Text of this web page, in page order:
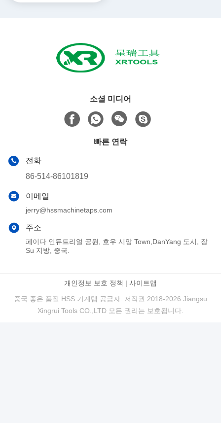
소셜 미디어
빠른 연락
전화
86-514-86101819
이메일
jerry@hssmachinetaps.com
주소
페이다 인듀트리얼 공원, 호우 시앙 Town,DanYang 도시, 장
Su 지방, 중국.
개인정보 보호 정책 | 사이트맵
중국 좋은 품질 HSS 기계탭 공급자. 저작권 2018-2026 Jiangsu
Xingrui Tools CO.,LTD 모든 권리는 보호됩니다.